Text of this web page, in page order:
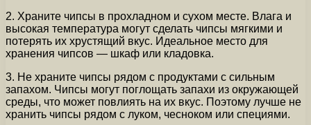
2. Храните чипсы в прохладном и сухом месте. Влага и
высокая температура могут сделать чипсы мягкими и
потерять их хрустящий вкус. Идеальное место для
хранения чипсов — шкаф или кладовка.
3. Не храните чипсы рядом с продуктами с сильным
запахом. Чипсы могут поглощать запахи из окружающей
среды, что может повлиять на их вкус. Поэтому лучше не
хранить чипсы рядом с луком, чесноком или специями.